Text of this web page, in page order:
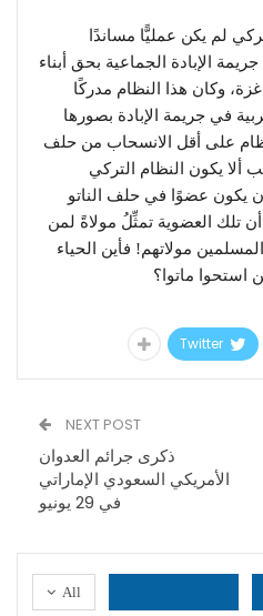
لم يكن عمليًّا مساندًا
الإبادة الجماعية بحق أبناء
وكان هذا النظام مدركًا
في جريمة الإبادة بصورها
على أقل الانسحاب من حلف
ألا يكون النظام التركي
يكون عضوًا في حلف الناتو
أن تلك العضوية تمثِّلُ مولاةً لمن
مولاتهم! فأين الحياء
استحوا ماتوا؟
Twitter
NEXT POST
ذكرى جرائم العدوان
الأمريكي السعودي الإماراتي
في 29 يونيو
All